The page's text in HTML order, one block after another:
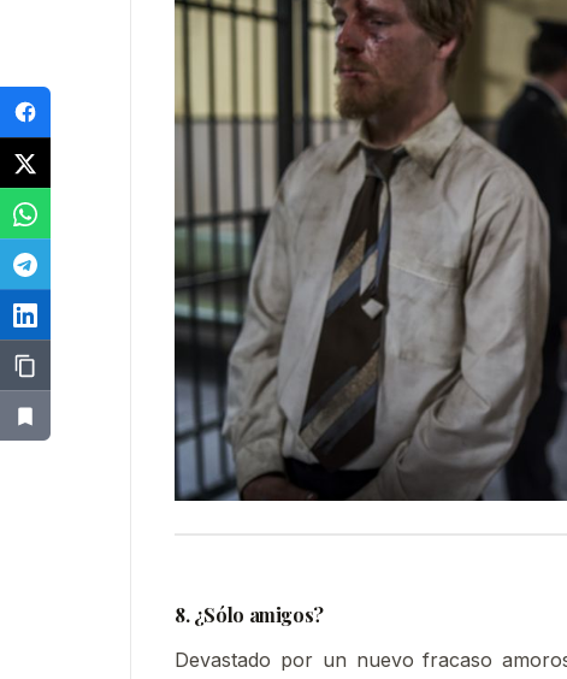
8. ¿Sólo amigos?
Devastado por un nuevo fracaso